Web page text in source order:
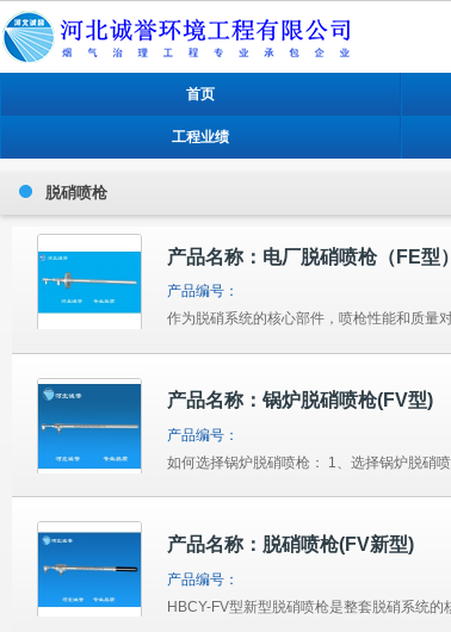
首页
工程业绩
脱硝喷枪
产品名称：电厂脱硝喷枪（FE型）
产品编号：
产品名称：锅炉脱硝喷枪(FV型)
产品编号：
产品名称：脱硝喷枪(FV新型)
产品编号：